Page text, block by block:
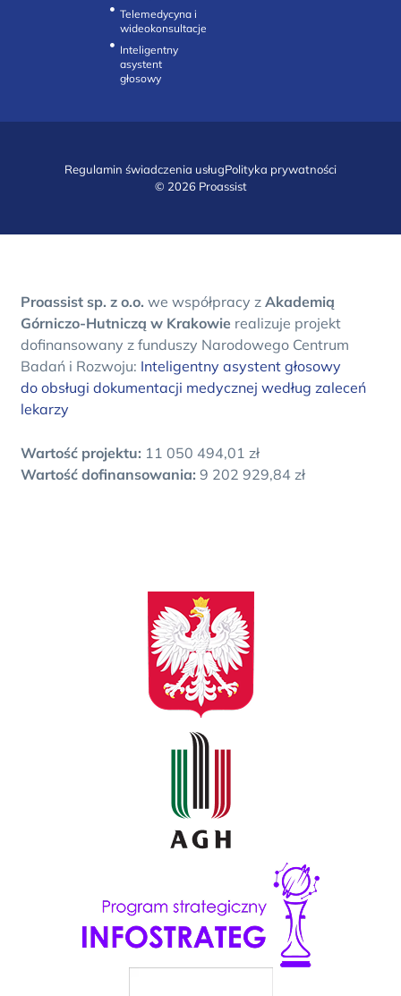
Telemedycyna i
wideokonsultacje‎
Inteligentny
asystent
głosowy
Regulamin świadczenia usługPolityka prywatności
© 2026 Proassist
Proassist sp. z o.o. we współpracy z Akademią
Górniczo-Hutniczą w Krakowie realizuje projekt
dofinansowany z funduszy Narodowego Centrum
Badań i Rozwoju: Inteligentny asystent głosowy
do obsługi dokumentacji medycznej według zaleceń
lekarzy
Wartość projektu: 11 050 494,01 zł
Wartość dofinansowania: 9 202 929,84 zł